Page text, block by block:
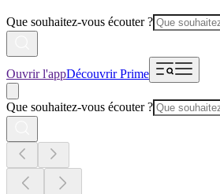
Que souhaitez-vous écouter ?
Ouvrir l'appDécouvrir Prime
Que souhaitez-vous écouter ?